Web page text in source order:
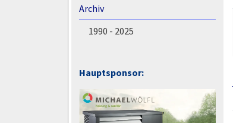
Archiv
1990 - 2025
Hauptsponsor: